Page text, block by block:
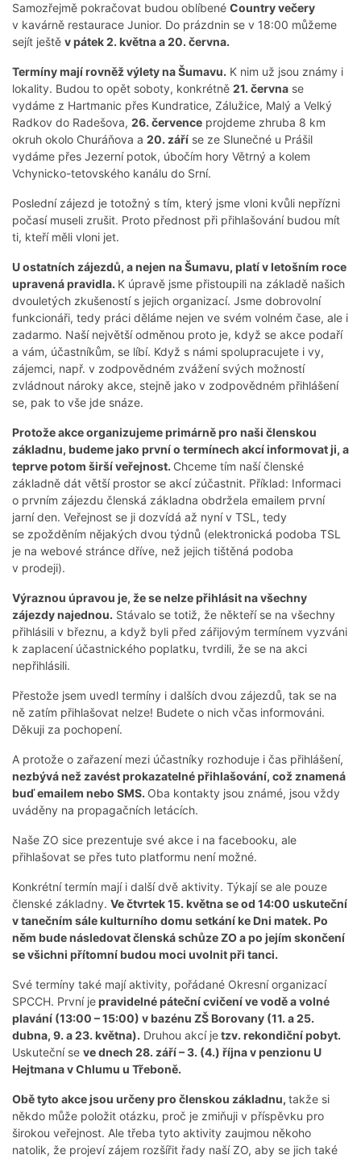
Samozřejmě pokračovat budou oblíbené Country večery
v kavárně restaurace Junior. Do prázdnin se v 18:00 můžeme
sejít ještě v pátek 2. května a 20. června.
Termíny mají rovněž výlety na Šumavu. K nim už jsou známy i
lokality. Budou to opět soboty, konkrétně 21. června se
vydáme z Hartmanic přes Kundratice, Zálužice, Malý a Velký
Radkov do Radešova, 26. července projdeme zhruba 8 km
okruh okolo Churáňova a 20. září se ze Slunečné u Prášil
vydáme přes Jezerní potok, úbočím hory Větrný a kolem
Vchynicko-tetovského kanálu do Srní.
Poslední zájezd je totožný s tím, který jsme vloni kvůli nepřízni
počasí museli zrušit. Proto přednost při přihlašování budou mít
ti, kteří měli vloni jet.
U ostatních zájezdů, a nejen na Šumavu, platí v letošním roce
upravená pravidla. K úpravě jsme přistoupili na základě našich
dvouletých zkušeností s jejich organizací. Jsme dobrovolní
funkcionáři, tedy práci děláme nejen ve svém volném čase, ale i
zadarmo. Naší největší odměnou proto je, když se akce podaří
a vám, účastníkům, se líbí. Když s námi spolupracujete i vy,
zájemci, např. v zodpovědném zvážení svých možností
zvládnout nároky akce, stejně jako v zodpovědném přihlášení
se, pak to vše jde snáze.
Protože akce organizujeme primárně pro naši členskou
základnu, budeme jako první o termínech akcí informovat ji, a
teprve potom širší veřejnost. Chceme tím naší členské
základně dát větší prostor se akcí zúčastnit. Příklad: Informaci
o prvním zájezdu členská základna obdržela emailem první
jarní den. Veřejnost se ji dozvídá až nyní v TSL, tedy
se zpožděním nějakých dvou týdnů (elektronická podoba TSL
je na webové stránce dříve, než jejich tištěná podoba
v prodeji).
Výraznou úpravou je, že se nelze přihlásit na všechny
zájezdy najednou. Stávalo se totiž, že někteří se na všechny
přihlásili v březnu, a když byli před zářijovým termínem vyzváni
k zaplacení účastnického poplatku, tvrdili, že se na akci
nepřihlásili.
Přestože jsem uvedl termíny i dalších dvou zájezdů, tak se na
ně zatím přihlašovat nelze! Budete o nich včas informováni.
Děkuji za pochopení.
A protože o zařazení mezi účastníky rozhoduje i čas přihlášení,
nezbývá než zavést prokazatelné přihlašování, což znamená
buď emailem nebo SMS. Oba kontakty jsou známé, jsou vždy
uváděny na propagačních letácích.
Naše ZO sice prezentuje své akce i na facebooku, ale
přihlašovat se přes tuto platformu není možné.
Konkrétní termín mají i další dvě aktivity. Týkají se ale pouze
členské základny. Ve čtvrtek 15. května se od 14:00 uskuteční
v tanečním sále kulturního domu setkání ke Dni matek. Po
něm bude následovat členská schůze ZO a po jejím skončení
se všichni přítomní budou moci uvolnit při tanci.
Své termíny také mají aktivity, pořádané Okresní organizací
SPCCH. První jepravidelné páteční cvičení ve vodě a volné
plavání (13:00 – 15:00) v bazénu ZŠ Borovany (11. a 25.
dubna, 9. a 23. května). Druhou akcí jetzv. rekondiční pobyt.
Uskuteční se ve dnech 28. září – 3. (4.) října v penzionu U
Hejtmana v Chlumu u Třeboně.
Obě tyto akce jsou určeny pro členskou základnu, takže si
někdo může položit otázku, proč je zmiňuji v příspěvku pro
širokou veřejnost. Ale třeba tyto aktivity zaujmou někoho
natolik, že projeví zájem rozšířit řady naší ZO, aby se jich také